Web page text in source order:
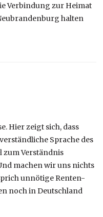
Verbindung zur Heimat
halten
Hier zeigt sich, dass
Sprache des
zum Verständnis
machen wir uns nichts
unnötige Renten-
noch in Deutschland